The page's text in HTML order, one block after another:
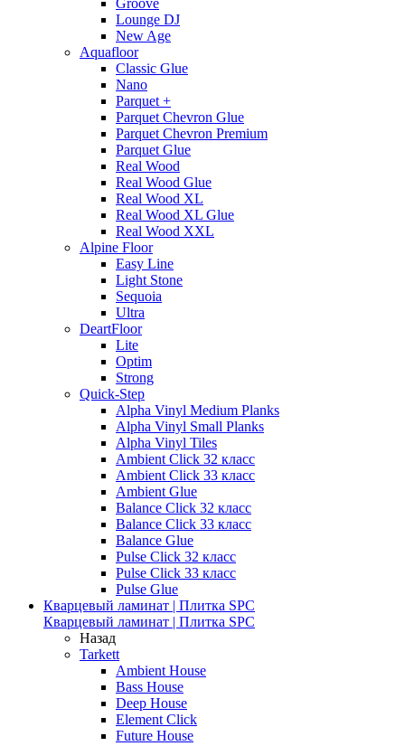
Groove
Lounge DJ
New Age
Aquafloor
Classic Glue
Nano
Parquet +
Parquet Chevron Glue
Parquet Chevron Premium
Parquet Glue
Real Wood
Real Wood Glue
Real Wood XL
Real Wood XL Glue
Real Wood XXL
Alpine Floor
Easy Line
Light Stone
Sequoia
Ultra
DeartFloor
Lite
Optim
Strong
Quick-Step
Alpha Vinyl Medium Planks
Alpha Vinyl Small Planks
Alpha Vinyl Tiles
Ambient Click 32 класс
Ambient Click 33 класс
Ambient Glue
Balance Click 32 класс
Balance Click 33 класс
Balance Glue
Pulse Click 32 класс
Pulse Click 33 класс
Pulse Glue
Кварцевый ламинат | Плитка SPC
Кварцевый ламинат | Плитка SPC
Назад
Tarkett
Ambient House
Bass House
Deep House
Element Click
Future House